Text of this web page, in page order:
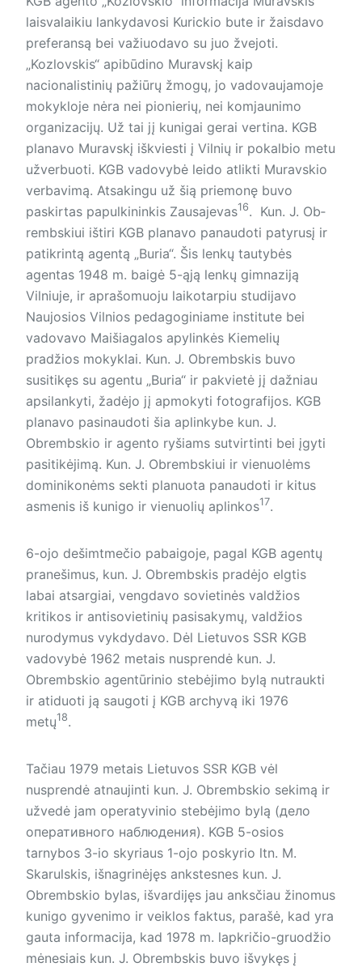
laisvalaikiu lan­kydavosi Kurickio bute ir žaisdavo
preferansą bei važiuodavo su juo žvejoti.
„Kozlovskis“ apibūdino Muravskį kaip
nacionalistinių pažiūrų žmogų, jo vadovaujamoje
mokykloje nėra nei pionierių, nei komjaunimo
organizacijų. Už tai jį kunigai gerai vertina. KGB
planavo Muravskį iškviesti į Vilnių ir pokalbio metu
užverbuoti. KGB vadovybė leido atlikti Muravskio
verbavimą. Atsakingu už šią priemonę buvo
paskirtas papulkininkis Zausajevas16. Kun. J. Ob­
rembskiui ištiri KGB planavo panaudoti patyrusį ir
patikrintą agentą „Buria“. Šis lenkų tautybės
agentas 1948 m. baigė 5-ąją lenkų gimnaziją
Vilniuje, ir aprašomuoju laikotarpiu studijavo
Naujosios Vilnios pedagoginiame institute bei
vadovavo Maišiagalos apylinkės Kiemelių
pradžios mokyklai. Kun. J. Obrembskis buvo
susitikęs su agentu „Buria“ ir pakvietė jį dažniau
apsilankyti, žadėjo jį apmokyti fotografijos. KGB
planavo pasinaudoti šia aplinkybe kun. J.
Obrembskio ir agento ryšiams sutvirtinti bei įgyti
pasitikėjimą. Kun. J. Obrembskiui ir vienuolėms
dominikonėms sekti planuota panaudoti ir kitus
asmenis iš kunigo ir vienuolių aplinkos17.
6-ojo dešimtmečio pabaigoje, pagal KGB agentų
pranešimus, kun. J. Obrembskis pradėjo elgtis
labai atsargiai, vengdavo sovietinės valdžios
kritikos ir antisovietinių pasisakymų, valdžios
nurodymus vykdydavo. Dėl Lietuvos SSR KGB
vadovybė 1962 metais nusprendė kun. J.
Obrembskio agentūrinio stebėjimo bylą nutraukti
ir atiduoti ją saugoti į KGB archyvą iki 1976
metų18.
Tačiau 1979 metais Lietuvos SSR KGB vėl
nusprendė atnaujinti kun. J. Obrembskio sekimą ir
užvedė jam operatyvinio stebėjimo bylą (дело
оперативного наблюдения). KGB 5-osios
tarnybos 3-io skyriaus 1-ojo poskyrio ltn. M.
Skarulskis, išnagrinėjęs ankstesnes kun. J.
Obrembskio bylas, išvardijęs jau anksčiau žinomus
kunigo gyvenimo ir veiklos faktus, parašė, kad yra
gauta informacija, kad 1978 m. lapkričio-gruodžio
mėnesiais kun. J. Obrembskis buvo išvykęs į